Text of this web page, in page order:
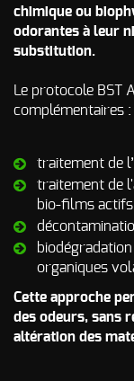
chimique ou
odorantes à leur
substitution.
Le protocole BST
complémentaires :
traitement de
traitement de
bio-films actifs
organiques
Cette approche
des odeurs, sans
altération des